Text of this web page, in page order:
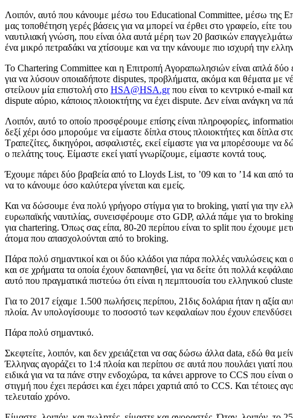
Λοιπόν, αυτό που κάνουμε μέσω του Educational Committee, μέσω της
μας τοποθέτηση γερές βάσεις για να μπορεί να έρθει στο γραφείο, είτε
ναυτιλιακή γνώση, που είναι όλα αυτά μέρη των 20 βασικών
ένα μικρό πετραδάκι να χτίσουμε και να την κάνουμε πιο ισχυρή την
Το Chartering Committee και η Επιτροπή Αγοραπωλησιών είναι απλά δύο
για να λύσουν οποιαδήποτε disputes, προβλήματα, ακόμα και θέματα με
στείλουν μία επιστολή στο HSA@HSA.grπου είναι το κεντρικό e-mail
dispute αύριο, κάποιος πλοιοκτήτης να έχει dispute. Δεν είναι ανάγκη να
Λοιπόν, αυτό το οποίο προσφέρουμε επίσης είναι πληροφορίες,
δεξί χέρι όσο μπορούμε να είμαστε δίπλα στους πλοιοκτήτες και δίπλα
Τραπεζίτες, δικηγόροι, ασφαλιστές, εκεί είμαστε για να μπορέσουμε
ο πελάτης τους. Είμαστε εκεί γιατί γνωρίζουμε, είμαστε κοντά τους.
Έχουμε πάρει δύο βραβεία από το Lloyds List, το ’09 και το ’14 και από
να το κάνουμε όσο καλύτερα γίνεται και εμείς.
Και να δώσουμε ένα πολύ γρήγορο στίγμα για το broking, γιατί για την
ευρωπαϊκής ναυτιλίας, συνεισφέρουμε στο GDP, αλλά πάμε για το
για chartering. Όπως σας είπα, 80-20 περίπου είναι το split που έχουμε
άτομα που απασχολούνται από το broking.
Πάρα πολύ σημαντικοί και οι δύο κλάδοι για πάρα πολλές ναυλώσεις
και σε χρήματα τα οποία έχουν δαπανηθεί, για να δείτε ότι πολλά
αυτό που πραγματικά πιστεύω ότι είναι η πεμπτουσία του ελληνικού
Για το 2017 είχαμε 1.500 πωλήσεις περίπου, 21δις δολάρια ήταν η αξία
πλοία. Αν υπολογίσουμε το ποσοστό των κεφαλαίων που έχουν
Πάρα πολύ σημαντικό.
Σκεφτείτε, λοιπόν, και δεν χρειάζεται να σας δώσω άλλα data, εδώ θα
Έλληνας αγοράζει το 1:4 πλοία και περίπου σε αυτά που πουλάει γιατί
ειδικά για να τα πάνε στην ενδοχώρα, τα κάνει approve το CCS που
στιγμή που έχει περάσει και έχει πάρει χαρτιά από το CCS. Και
τελευταίο χρόνο.